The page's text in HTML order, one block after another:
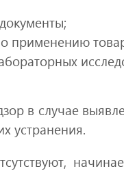
применению
в случае
устранения.